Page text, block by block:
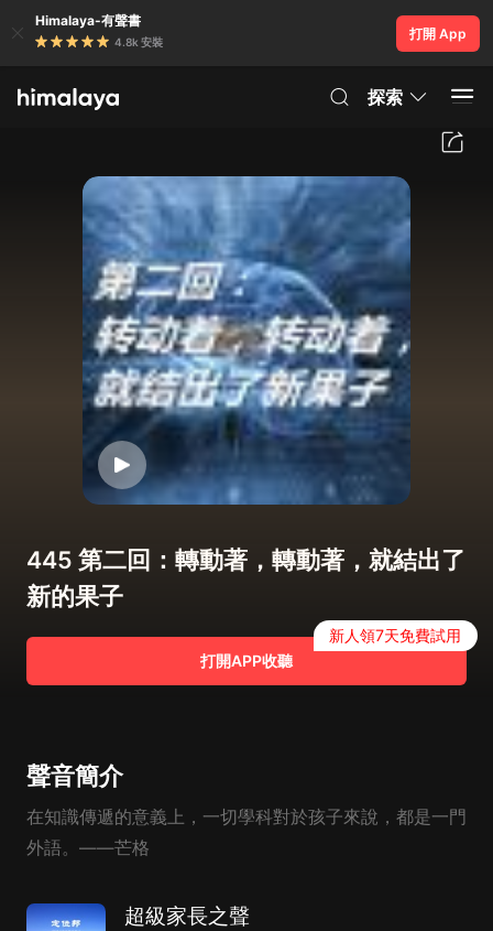
Himalaya-有聲書
4.8k 安裝
打開 App
探索
445 第二回：轉動著，轉動著，就結出了
新的果子
打開APP收聽
新人領7天免費試用
聲音簡介
在知識傳遞的意義上，一切學科對於孩子來說，都是一門
外語。——芒格
超級家長之聲